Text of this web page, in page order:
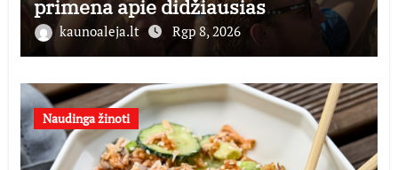
primena apie didžiausias
finansines rizikas
kaunoaleja.lt Rgp 8, 2026
Naudinga žinoti